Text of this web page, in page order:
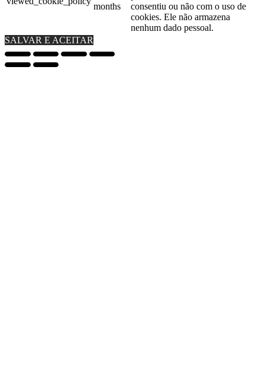
months
consentiu ou não com o uso de
cookies. Ele não armazena
nenhum dado pessoal.
SALVAR E ACEITAR